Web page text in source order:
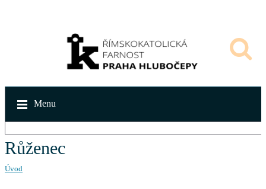
Menu
Růženec
Úvod